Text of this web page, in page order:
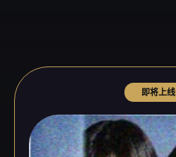
即将上线